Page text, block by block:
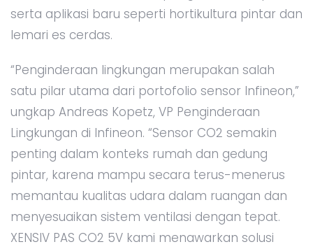
serta aplikasi baru seperti hortikultura pintar dan
lemari es cerdas.
“Penginderaan lingkungan merupakan salah
satu pilar utama dari portofolio sensor Infineon,”
ungkap Andreas Kopetz, VP Penginderaan
Lingkungan di Infineon. “Sensor CO2 semakin
penting dalam konteks rumah dan gedung
pintar, karena mampu secara terus-menerus
memantau kualitas udara dalam ruangan dan
menyesuaikan sistem ventilasi dengan tepat.
XENSIV PAS CO2 5V kami menawarkan solusi